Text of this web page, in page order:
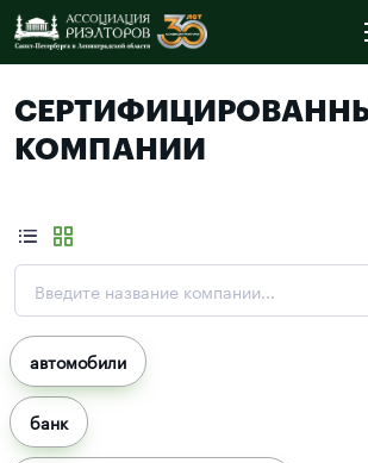
КОМПАНИИ
автомобили
банк